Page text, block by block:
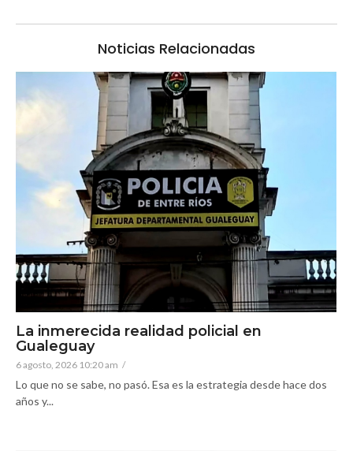
Noticias Relacionadas
La inmerecida realidad policial en
Gualeguay
6 agosto, 2026 10:20 am /
Lo que no se sabe, no pasó. Esa es la estrategia desde hace dos
años y...